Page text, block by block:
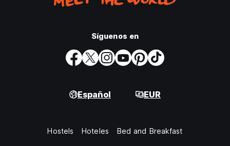
Síguenos en
Español EUR
Hostels Hoteles Bed and Breakfast